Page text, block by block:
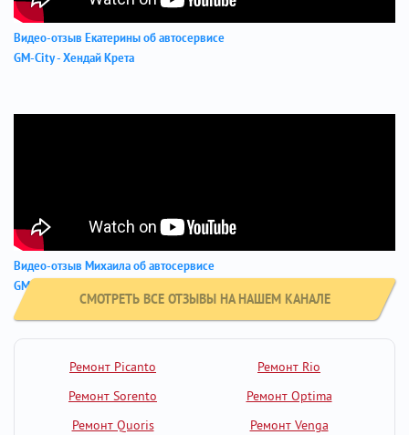
Видео-отзыв Екатерины об автосервисе
GM-City - Хендай Крета
Видео-отзыв Михаила об автосервисе
GM-City - Хендай АЙ ИКС 35
СМОТРЕТЬ ВСЕ ОТЗЫВЫ НА НАШЕМ КАНАЛЕ
Ремонт Picanto
Ремонт Rio
Ремонт Sorento
Ремонт Optima
Ремонт Quoris
Ремонт Venga